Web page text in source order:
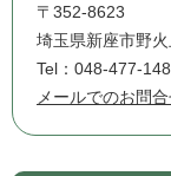
〒352-8623
埼玉県新座市野
Tel：048-477-
メールでのお問